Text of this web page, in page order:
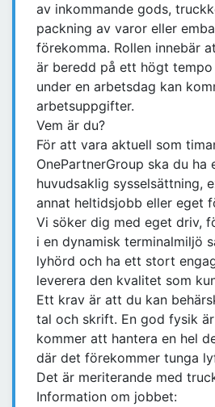
av inkommande gods,
packning av varor eller
förekomma. Rollen innebär
är beredd på ett högt
under en arbetsdag kan
arbetsuppgifter.
Vem är du?
För att vara aktuell som
OnePartnerGroup ska du ha
huvudsaklig sysselsättning,
annat heltidsjobb eller eget
Vi söker dig med eget driv,
i en dynamisk terminalmiljö
lyhörd och ha ett stort
leverera den kvalitet som
Ett krav är att du kan
tal och skrift. En god fysik
kommer att hantera en hel
där det förekommer tunga
Det är meriterande med
Information om jobbet: